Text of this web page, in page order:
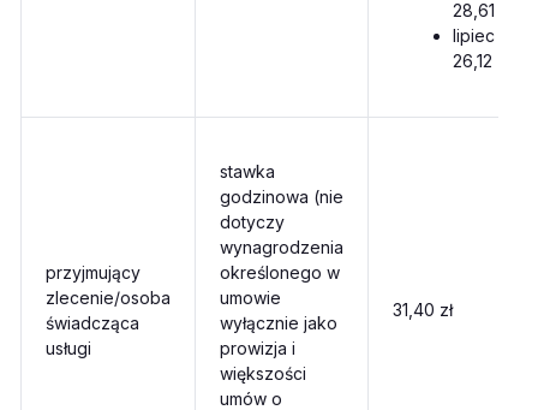
28,61 zł
lipiec –
26,12 zł
przyjmujący
zlecenie/osoba
świadcząca
usługi
stawka
godzinowa (nie
dotyczy
wynagrodzenia
określonego w
umowie
wyłącznie jako
prowizja i
większości
umów o
31,40 zł